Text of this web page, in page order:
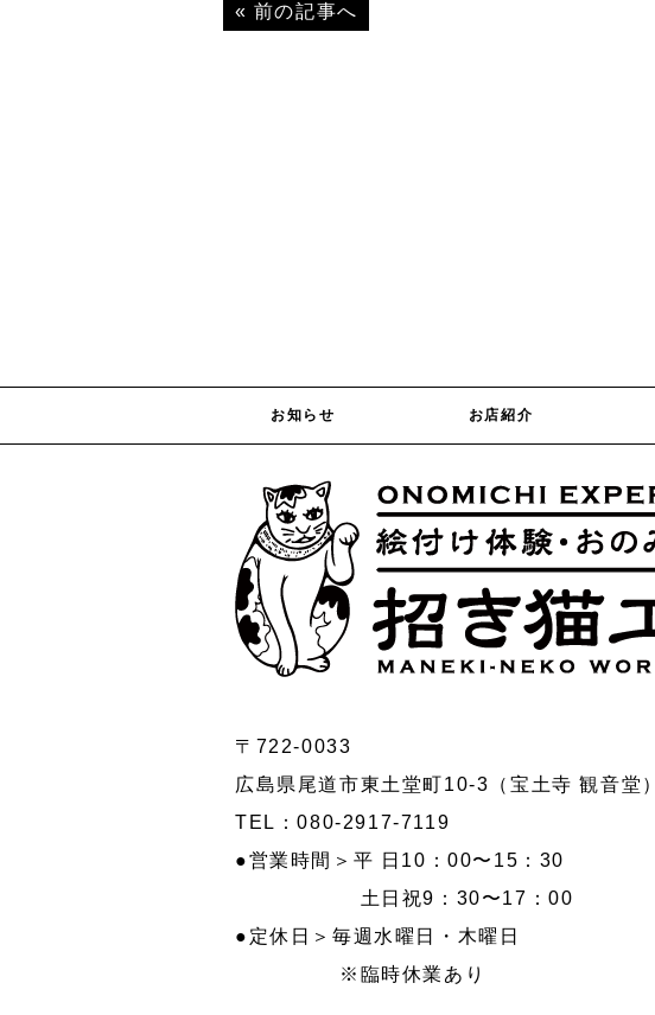
« 前の記事へ
お知らせ お店紹介
〒722-0033
広島県尾道市東土堂町10-3（宝土寺 観音堂）
TEL：080-2917-7119
●営業時間＞平 日10：00〜15：30
土日祝9：30〜17：00
●定休日＞毎週水曜日・木曜日
※臨時休業あり